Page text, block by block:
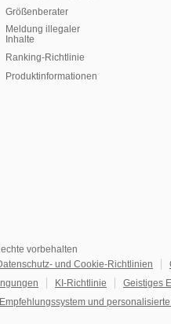
Größenberater
Meldung illegaler
Inhalte
Ranking-Richtlinie
​Produktinformationen
vorbehalten
und Cookie-Richtlinien
KI-Richtlinie
Geistiges
Empfehlungssystem und